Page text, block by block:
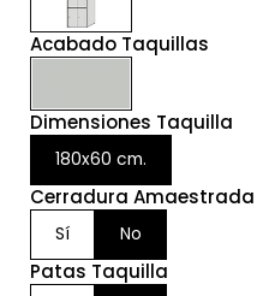
Acabado Taquillas
Dimensiones Taquilla
180x60 cm.
Cerradura Amaestrada
Sí No
Patas Taquilla